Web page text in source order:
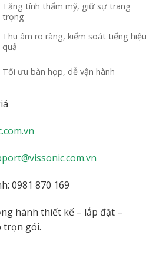
Tăng tính thẩm mỹ, giữ sự trang
trọng
Thu âm rõ ràng, kiểm soát tiếng hiệu
quả
Tối ưu bàn họp, dễ vận hành
0981 870 169
hành thiết kế – lắp đặt –
trọn gói.